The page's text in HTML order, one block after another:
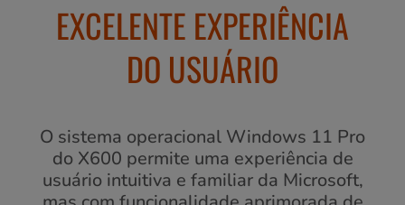
EXCELENTE EXPERIÊNCIA
DO USUÁRIO
O sistema operacional Windows 11 Pro
do X600 permite uma experiência de
usuário intuitiva e familiar da Microsoft,